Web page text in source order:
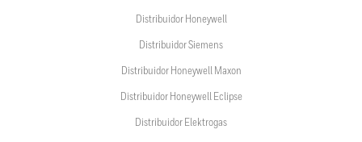
Distribuidor Honeywell
Distribuidor Siemens
Distribuidor Honeywell Maxon
Distribuidor Honeywell Eclipse
Distribuidor Elektrogas